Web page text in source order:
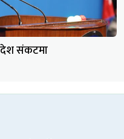
देश संकटमा